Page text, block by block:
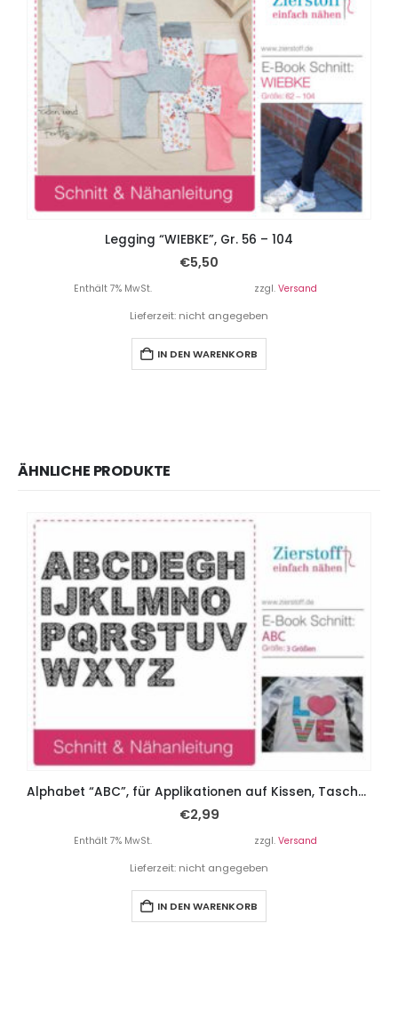
Legging “WIEBKE”, Gr. 56 – 104
€5,50
Enthält 7% MwSt. zzgl. Versand
Lieferzeit: nicht angegeben
IN DEN WARENKORB
ÄHNLICHE PRODUKTE
Alphabet “ABC”, für Applikationen auf Kissen, Taschen, Shirts, etc.
€2,99
Enthält 7% MwSt. zzgl. Versand
Lieferzeit: nicht angegeben
IN DEN WARENKORB